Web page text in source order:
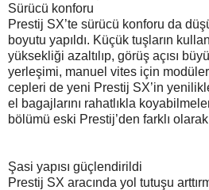
Sürücü konforu
Prestij SX’te sürücü konforu da
boyutu yapıldı. Küçük tuşların
yüksekliği azaltılıp, görüş açısı
yerleşimi, manuel vites için
cepleri de yeni Prestij SX’in
el bagajlarını rahatlıkla
bölümü eski Prestij’den farklı
Şasi yapısı güçlendirildi
Prestij SX aracında yol tutuşu